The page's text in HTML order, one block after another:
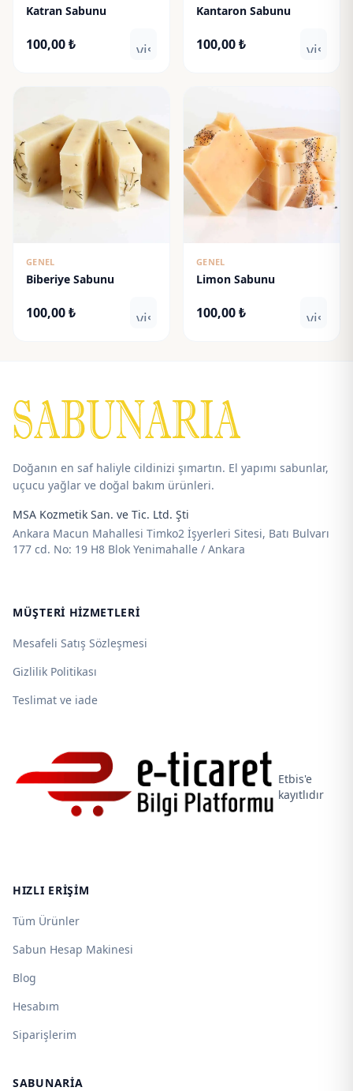
Katran Sabunu
100,00₺ visibility
Kantaron Sabunu
100,00₺
GENEL
Biberiye Sabunu
100,00₺ visibility
GENEL
Limon Sabunu
100,00₺
Doğanın en saf haliyle cildinizi şımartın. El yapımı sabunlar,
uçucu yağlar ve doğal bakım ürünleri.
MSA Kozmetik San. ve Tic. Ltd. Şti
Ankara Macun Mahallesi Timko2 İşyerleri Sitesi, Batı Bulvarı
177 cd. No: 19 H8 Blok Yenimahalle / Ankara
MÜŞTERI HIZMETLERI
Mesafeli Satış Sözleşmesi
Gizlilik Politikası
Teslimat ve iade
Etbis'e
kayıtlıdır
HIZLI ERIŞIM
Tüm Ürünler
Sabun Hesap Makinesi
Blog
Hesabım
Siparişlerim
SABUNARIA